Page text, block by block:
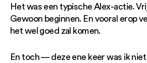
Het was een typische Alex-actie.
Gewoon beginnen. En vooral erop
het wel goed zal komen.
En toch — deze ene keer was ik